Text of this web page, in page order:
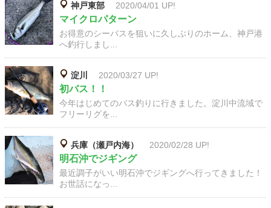
神戸東部 2020/04/01 UP!
マイクロパターン
お得意のシーバスを狙いに久しぶりのホーム、神戸港
へ釣行しまし...
淀川 2020/03/27 UP!
初バス！！
今年はじめてのバス釣りに行きました。淀川中流域で
フリーリグを...
兵庫（瀬戸内海） 2020/02/28 UP!
明石沖でジギング
最近調子がいい明石沖でジギングへ行ってきました！
お世話になっ...